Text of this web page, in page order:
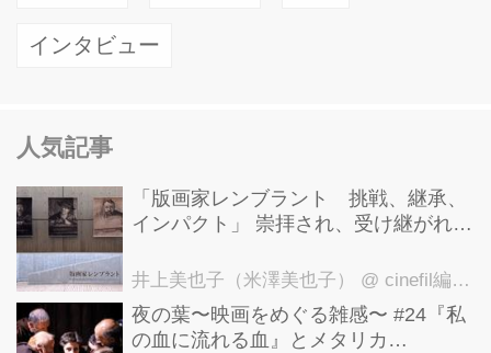
インタビュー
人気記事
「版画家レンブラント 挑戦、継承、
インパクト」 崇拝され、受け継がれ、
洋美術館にて9月23日まで開催中！
井上美也子（米澤美也子） @ cinefil編集部
夜の葉〜映画をめぐる雑感〜 #24『私
の血に流れる血』とメタリカ